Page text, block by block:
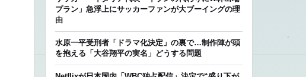
プラン」急浮上にサッカーファンが大ブーイングの理
由
水原一平受刑者「ドラマ化決定」の裏で…制作陣が頭
を抱える「大谷翔平の実名」どうする問題